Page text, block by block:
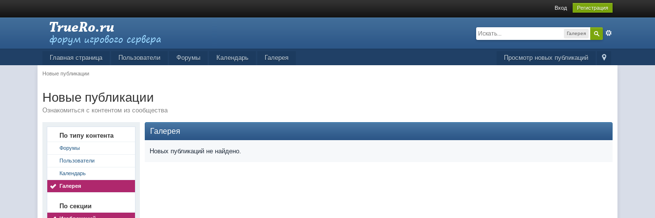
Вход Регистрация
Галерея
Просмотр новых публикаций
Главная страница Пользователи Форумы Календарь Галерея
Новые публикации
Новые публикации
Ознакомиться с контентом из сообщества
По типу контента
Форумы
Пользователи
Календарь
Галерея
По секции
Галерея
Новых публикаций не найдено.